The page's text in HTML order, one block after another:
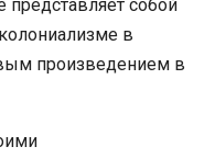
представляет собой
в
произведением в